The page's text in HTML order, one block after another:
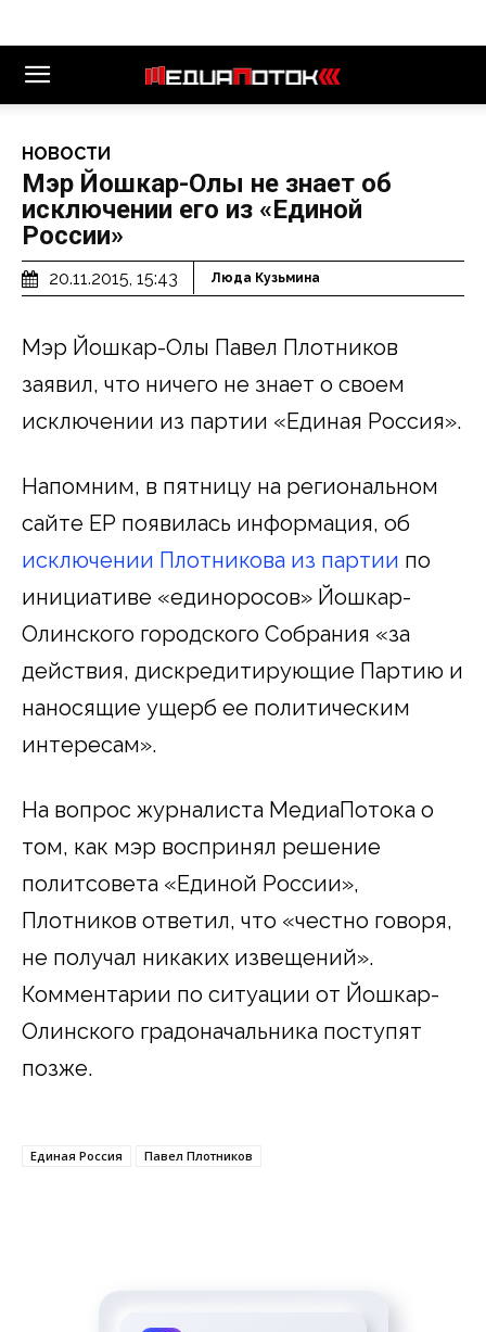
НОВОСТИ
Мэр Йошкар-Олы не знает об
исключении его из «Единой
России»
20.11.2015, 15:43 Люда Кузьмина
Мэр Йошкар-Олы Павел Плотников
заявил, что ничего не знает о своем
исключении из партии «Единая Россия».
Напомним, в пятницу на региональном
сайте ЕР появилась информация, об
исключении Плотникова из партии по
инициативе «единоросов» Йошкар-
Олинского городского Собрания «за
действия, дискредитирующие Партию и
наносящие ущерб ее политическим
интересам».
На вопрос журналиста МедиаПотока о
том, как мэр воспринял решение
политсовета «Единой России»,
Плотников ответил, что «честно говоря,
не получал никаких извещений».
Комментарии по ситуации от Йошкар-
Олинского градоначальника поступят
позже.
Единая Россия Павел Плотников